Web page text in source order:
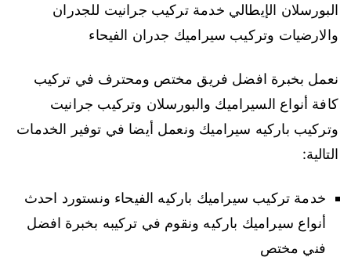
البورسلان الإيطالي خدمة تركيب جرانيت للجدران
والارضيات وتركيب سيراميك جدران الفيحاء
نعمل بخبرة افضل فريق مختص ومحترف في تركيب
كافة أنواع السيراميك والبورسلان وتركيب جرانيت
وتركيب باركيه سيراميك ونعمل أيضا في توفير الخدمات
التالية:
خدمة تركيب سيراميك باركيه الفيحاء ونستورد احدث
أنواع سيراميك باركيه ونقوم في تركيبه بخبرة افضل
فني مختص